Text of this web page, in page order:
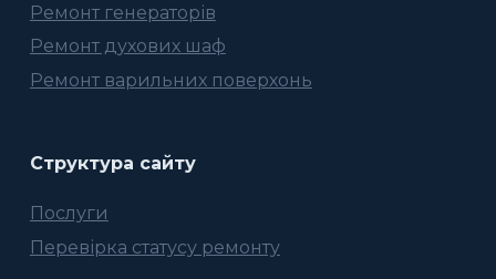
Ремонт генераторів
Ремонт духових шаф
Ремонт варильних поверхонь
Структура сайту
Послуги
Перевірка статусу ремонту